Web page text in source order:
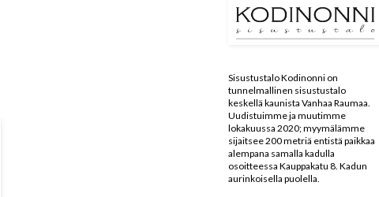
Sisustustalo Kodinonni on
tunnelmallinen sisustustalo
keskellä kaunista Vanhaa Raumaa.
Uudistuimme ja muutimme
lokakuussa 2020; myymälämme
sijaitsee 200 metriä entistä paikkaa
alempana samalla kadulla
osoitteessa Kauppakatu 8. Kadun
aurinkoisella puolella.